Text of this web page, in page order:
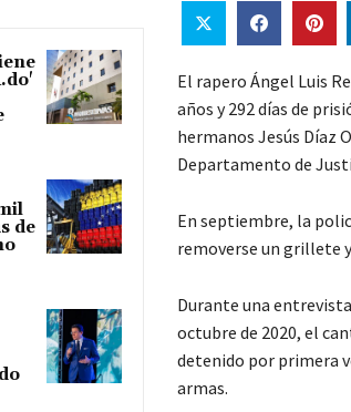
de
El rapero Ángel Luis
años y 292 días de
hermanos Jesús Díaz
Departamento de
En septiembre, la
removerse un grillete
Durante una
octubre de 2020, el
detenido por primera
armas.